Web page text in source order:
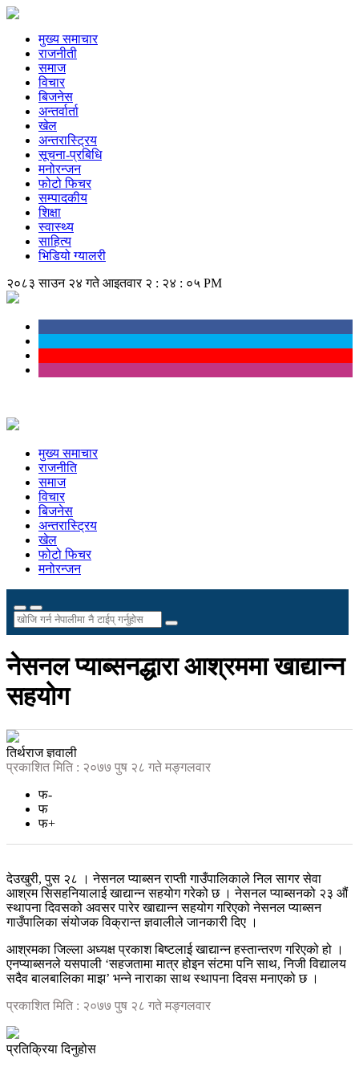
मुख्य समाचार
राजनीती
समाज
विचार
बिजनेस
अन्तर्वार्ता
खेल
अन्तरास्ट्रिय
सूचना-प्रबिधि
मनोरन्जन
फोटो फिचर
सम्पादकीय
शिक्षा
स्वास्थ्य
साहित्य
भिडियो ग्यालरी
२०८३ साउन २४ गते आइतवार २ : २४ : ०५ PM
मुख्य समाचार
राजनीति
समाज
विचार
बिजनेस
अन्तरास्ट्रिय
खेल
फोटो फिचर
मनोरन्जन
नेसनल प्याब्सनद्धारा आश्रममा खाद्यान्न
सहयोग
तिर्थराज ज्ञवाली
प्रकाशित मिति : २०७७ पुष २८ गते मङ्गलवार
फ-
फ
फ+
देउखुरी, पुस २८ । नेसनल प्याब्सन राप्ती गाउँपालिकाले निल सागर सेवा
आश्रम सिसहनियालाई खाद्यान्न सहयोग गरेको छ । नेसनल प्याब्सनको २३ औं
स्थापना दिवसको अवसर पारेर खाद्यान्न सहयोग गरिएको नेसनल प्याब्सन
गाउँपालिका संयोजक विक्रान्त ज्ञवालीले जानकारी दिए ।
आश्रमका जिल्ला अध्यक्ष प्रकाश बिष्टलाई खाद्यान्न हस्तान्तरण गरिएको हो ।
एनप्याब्सनले यसपाली ‘सहजतामा मात्र होइन संटमा पनि साथ, निजी विद्यालय
सदैव बालबालिका माझ’ भन्ने नाराका साथ स्थापना दिवस मनाएको छ ।
प्रकाशित मिति : २०७७ पुष २८ गते मङ्गलवार
प्रतिक्रिया दिनुहोस